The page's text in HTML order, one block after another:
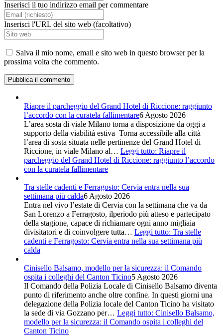
Inserisci il tuo indirizzo email per commentare
Inserisci l'URL del sito web (facoltativo)
Salva il mio nome, email e sito web in questo browser per la
prossima volta che commento.
Riapre il parcheggio del Grand Hotel di Riccione: raggiunto
l’accordo con la curatela fallimentare6 Agosto 2026
L’area sosta di viale Milano torna a disposizione da oggi a
supporto della viabilità estiva Torna accessibile alla città
l’area di sosta situata nelle pertinenze del Grand Hotel di
Riccione, in viale Milano al… Leggi tutto: Riapre il
parcheggio del Grand Hotel di Riccione: raggiunto l’accordo
con la curatela fallimentare
Tra stelle cadenti e Ferragosto: Cervia entra nella sua
settimana più calda6 Agosto 2026
Entra nel vivo l’estate di Cervia con la settimana che va da
San Lorenzo a Ferragosto, ilperiodo più atteso e partecipato
della stagione, capace di richiamare ogni anno migliaia
divisitatori e di coinvolgere tutta… Leggi tutto: Tra stelle
cadenti e Ferragosto: Cervia entra nella sua settimana più
calda
Cinisello Balsamo, modello per la sicurezza: il Comando
ospita i colleghi del Canton Ticino5 Agosto 2026
Il Comando della Polizia Locale di Cinisello Balsamo diventa
punto di riferimento anche oltre confine. In questi giorni una
delegazione della Polizia locale del Canton Ticino ha visitato
la sede di via Gozzano per… Leggi tutto: Cinisello Balsamo,
modello per la sicurezza: il Comando ospita i colleghi del
Canton Ticino